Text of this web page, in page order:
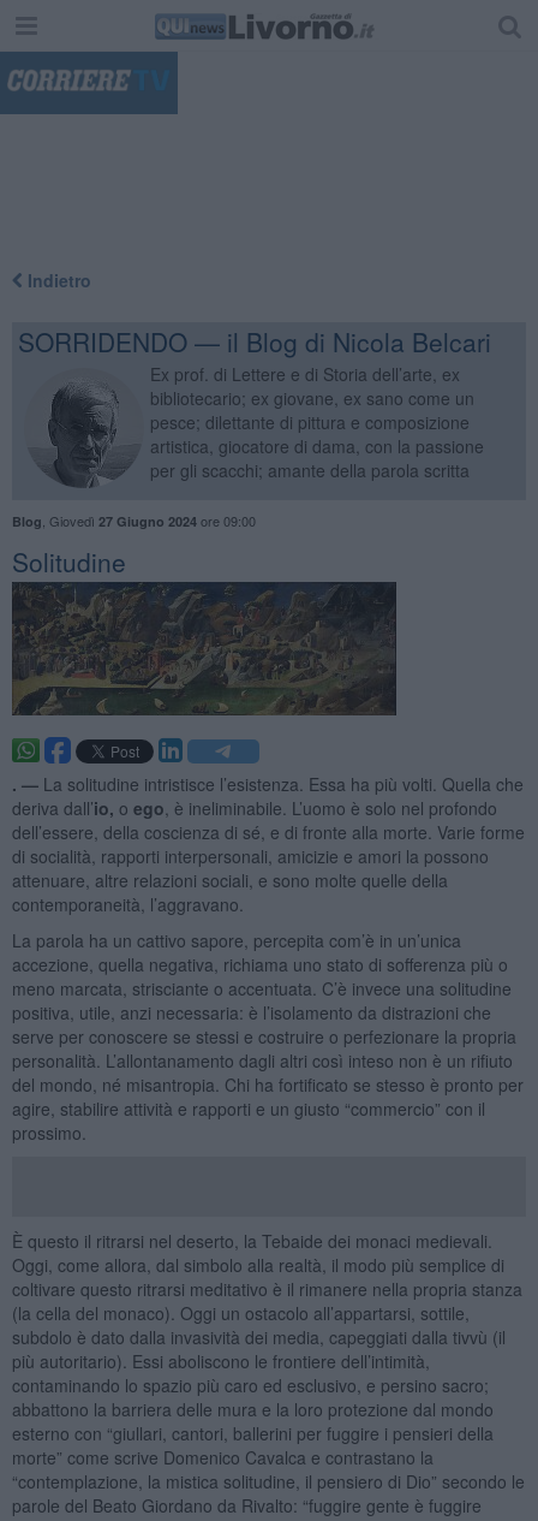
Indietro
SORRIDENDO — il Blog di Nicola Belcari
Ex prof. di Lettere e di Storia dell’arte, ex
bibliotecario; ex giovane, ex sano come un
pesce; dilettante di pittura e composizione
artistica, giocatore di dama, con la passione
per gli scacchi; amante della parola scritta
Blog Giovedì 27 Giugno 2024ore 09:00
Solitudine
. — La solitudine intristisce l’esistenza. Essa ha più volti. Quella che
deriva dall’io, o ego , è ineliminabile. L’uomo è solo nel profondo
dell’essere, della coscienza di sé, e di fronte alla morte. Varie forme
di socialità, rapporti interpersonali, amicizie e amori la possono
attenuare, altre relazioni sociali, e sono molte quelle della
contemporaneità, l’aggravano.
La parola ha un cattivo sapore, percepita com’è in un’unica
accezione, quella negativa, richiama uno stato di sofferenza più o
meno marcata, strisciante o accentuata. C’è invece una solitudine
positiva, utile, anzi necessaria: è l’isolamento da distrazioni che
serve per conoscere se stessi e costruire o perfezionare la propria
personalità. L’allontanamento dagli altri così inteso non è un rifiuto
del mondo, né misantropia. Chi ha fortificato se stesso è pronto per
agire, stabilire attività e rapporti e un giusto “commercio” con il
prossimo.
È questo il ritrarsi nel deserto, la Tebaide dei monaci medievali.
Oggi, come allora, dal simbolo alla realtà, il modo più semplice di
coltivare questo ritrarsi meditativo è il rimanere nella propria stanza
(la cella del monaco). Oggi un ostacolo all’appartarsi, sottile,
subdolo è dato dalla invasività dei media, capeggiati dalla tivvù (il
più autoritario). Essi aboliscono le frontiere dell’intimità,
contaminando lo spazio più caro ed esclusivo, e persino sacro;
abbattono la barriera delle mura e la loro protezione dal mondo
esterno con “giullari, cantori, ballerini per fuggire i pensieri della
morte” come scrive Domenico Cavalca e contrastano la
“contemplazione, la mistica solitudine, il pensiero di Dio” secondo le
parole del Beato Giordano da Rivalto: “fuggire gente è fuggire